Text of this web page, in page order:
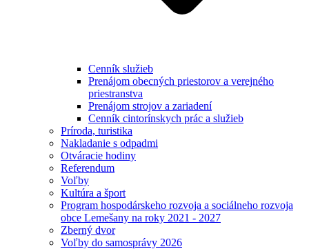
Cenník služieb
Prenájom obecných priestorov a verejného
priestranstva
Prenájom strojov a zariadení
Cenník cintorínskych prác a služieb
Príroda, turistika
Nakladanie s odpadmi
Otváracie hodiny
Referendum
Voľby
Kultúra a šport
Program hospodárskeho rozvoja a sociálneho rozvoja
obce Lemešany na roky 2021 - 2027
Zberný dvor
Voľby do samosprávy 2026